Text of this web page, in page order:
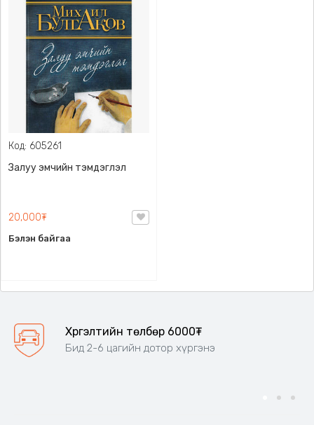
Код: 605261
Залуу эмчийн тэмдэглэл
20,000₮
Бэлэн байгаа
Хүргэлтийн төлбөр 6000₮
Бид 2-6 цагийн дотор хүргэнэ